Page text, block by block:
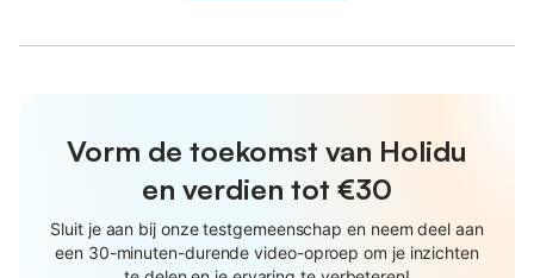
Vorm de toekomst van Holidu
en verdien tot €30
Sluit je aan bij onze testgemeenschap en neem deel aan
een 30-minuten-durende video-oproep om je inzichten